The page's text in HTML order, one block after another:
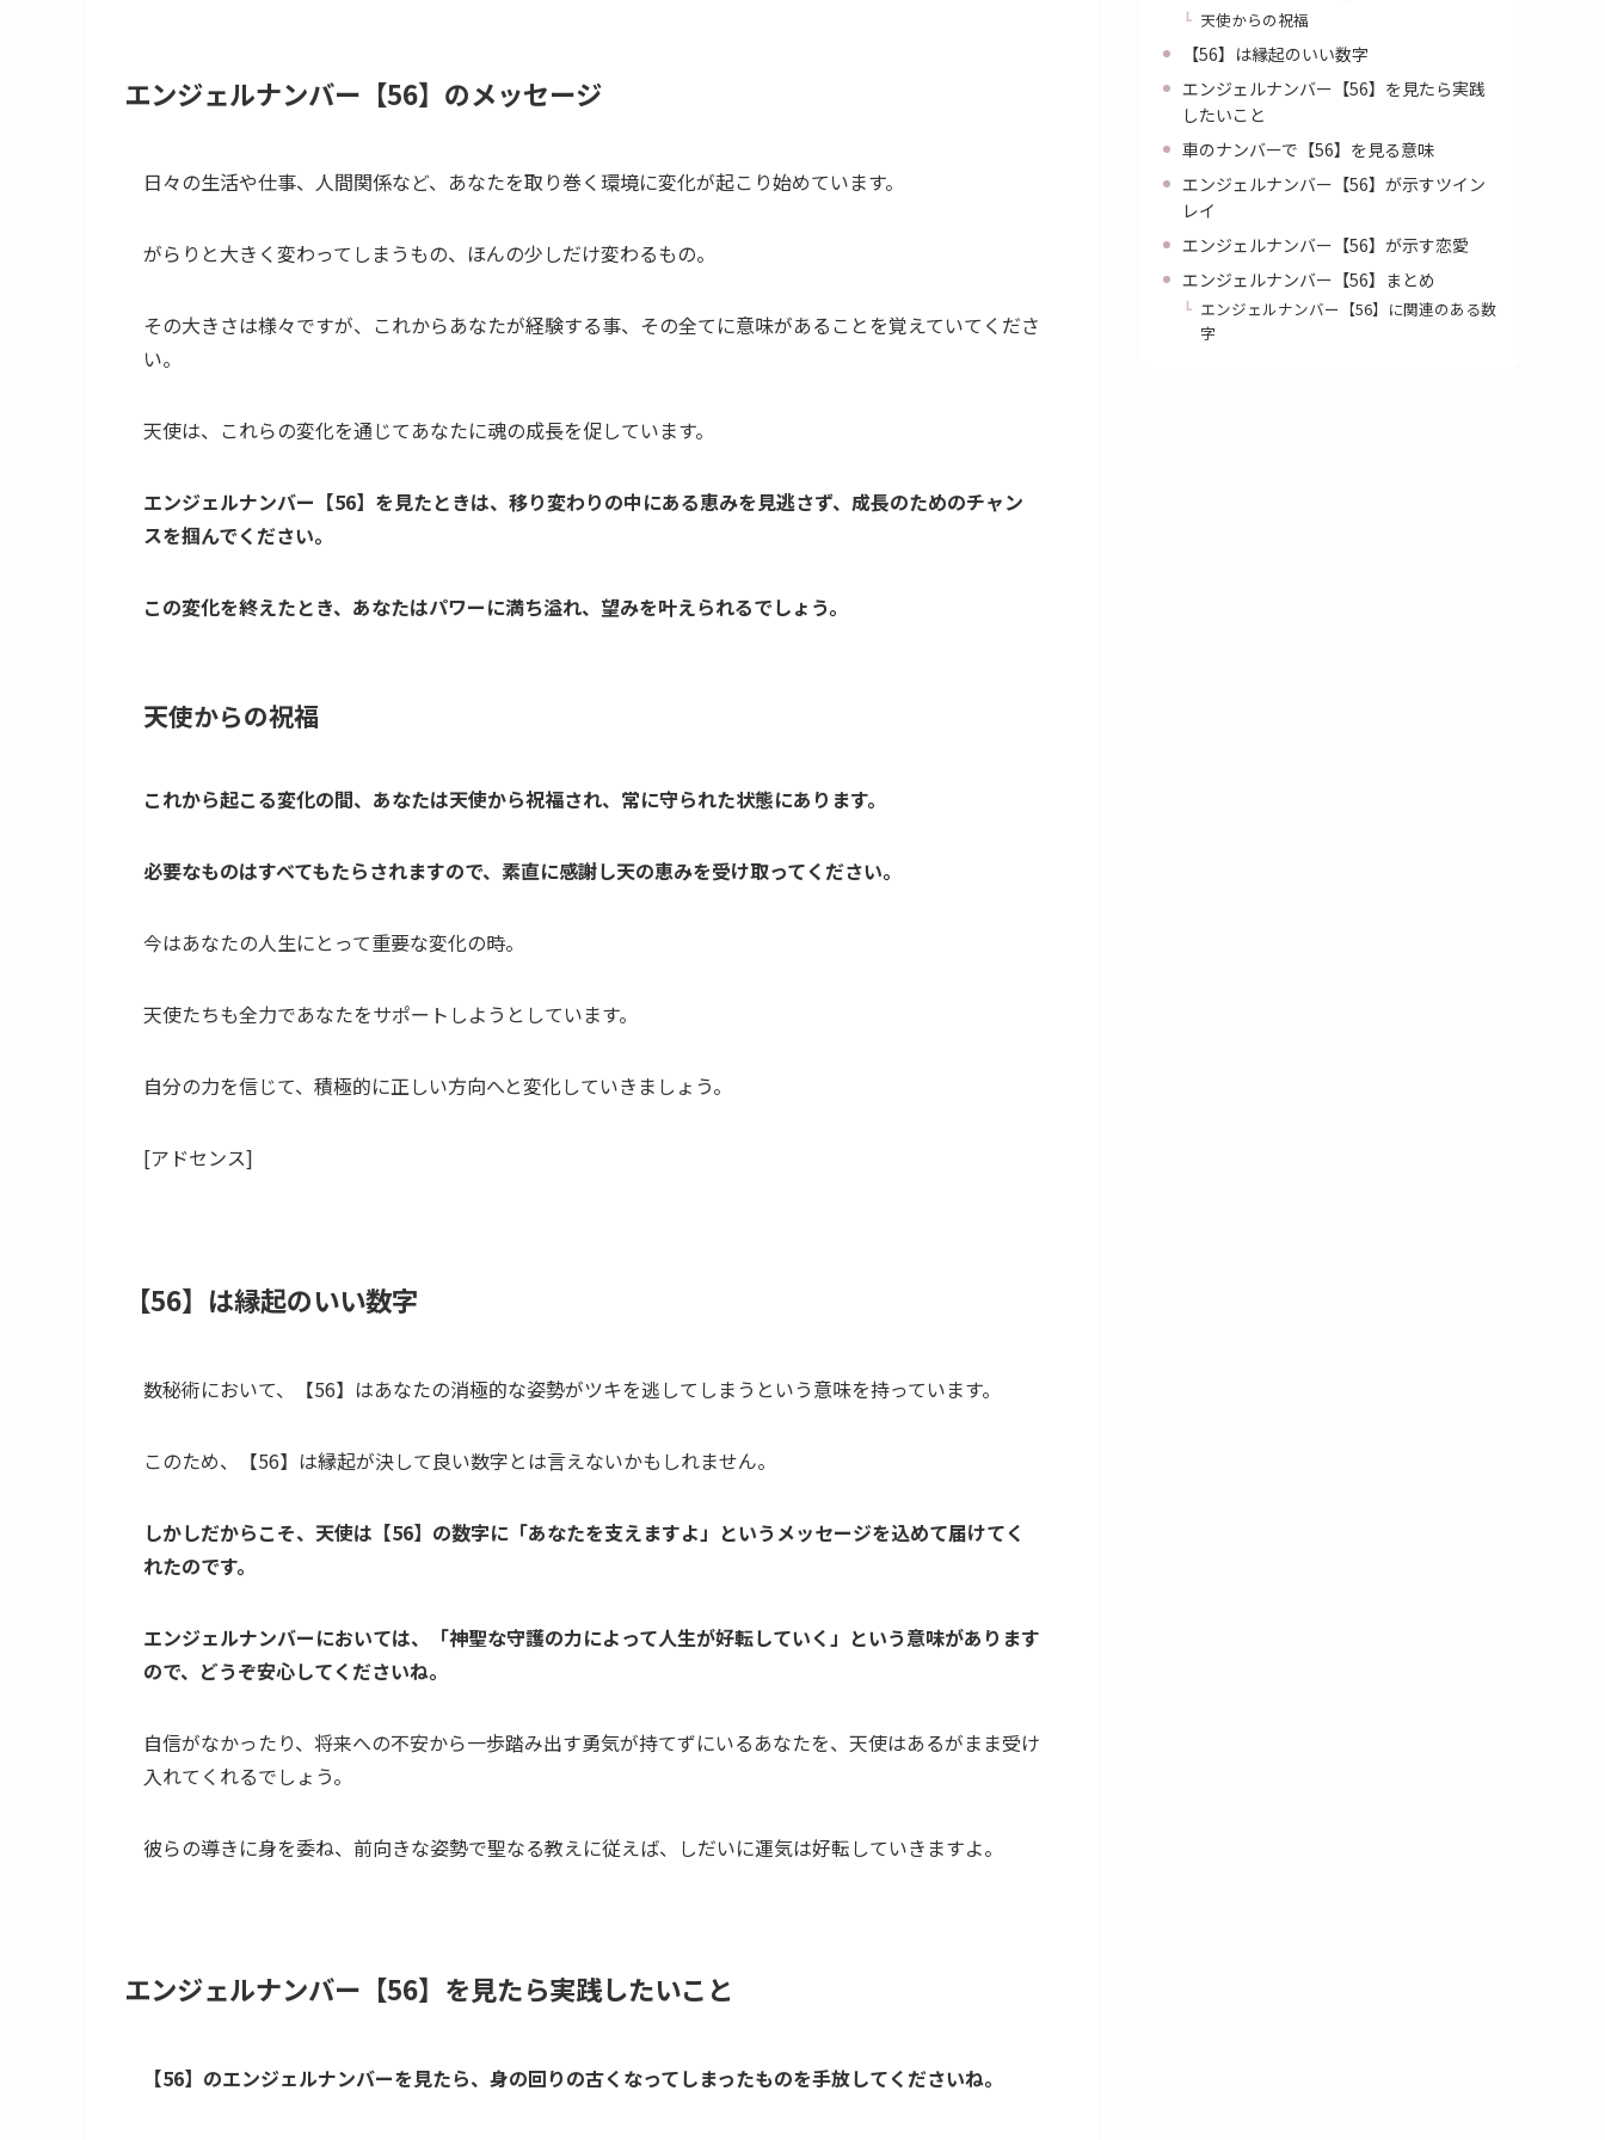
エンジェルナンバー【56】のメッセージ
日々の生活や仕事、人間関係など、あなたを取り巻く環境に変化が起こり始めています。
がらりと大きく変わってしまうもの、ほんの少しだけ変わるもの。
その大きさは様々ですが、これからあなたが経験する事、その全てに意味があることを覚えていてくださ
い。
天使は、これらの変化を通じてあなたに魂の成長を促しています。
エンジェルナンバー【56】を見たときは、移り変わりの中にある恵みを見逃さず、成長のためのチャン
スを掴んでください。
この変化を終えたとき、あなたはパワーに満ち溢れ、望みを叶えられるでしょう。
天使からの祝福
これから起こる変化の間、あなたは天使から祝福され、常に守られた状態にあります。
必要なものはすべてもたらされますので、素直に感謝し天の恵みを受け取ってください。
今はあなたの人生にとって重要な変化の時。
天使たちも全力であなたをサポートしようとしています。
自分の力を信じて、積極的に正しい方向へと変化していきましょう。
[アドセンス]
【56】は縁起のいい数字
数秘術において、【56】はあなたの消極的な姿勢がツキを逃してしまうという意味を持っています。
このため、【56】は縁起が決して良い数字とは言えないかもしれません。
しかしだからこそ、天使は【56】の数字に「あなたを支えますよ」というメッセージを込めて届けてく
れたのです。
エンジェルナンバーにおいては、「神聖な守護の力によって人生が好転していく」という意味があります
ので、どうぞ安心してくださいね。
自信がなかったり、将来への不安から一歩踏み出す勇気が持てずにいるあなたを、天使はあるがまま受け
入れてくれるでしょう。
彼らの導きに身を委ね、前向きな姿勢で聖なる教えに従えば、しだいに運気は好転していきますよ。
エンジェルナンバー【56】を見たら実践したいこと
【56】のエンジェルナンバーを見たら、身の回りの古くなってしまったものを手放してくださいね。
天使からの祝福
【56】は縁起のいい数字
エンジェルナンバー【56】を見たら実践
したいこと
車のナンバーで【56】を見る意味
エンジェルナンバー【56】が示すツイン
レイ
エンジェルナンバー【56】が示す恋愛
エンジェルナンバー【56】まとめ
エンジェルナンバー【56】に関連のある数
字